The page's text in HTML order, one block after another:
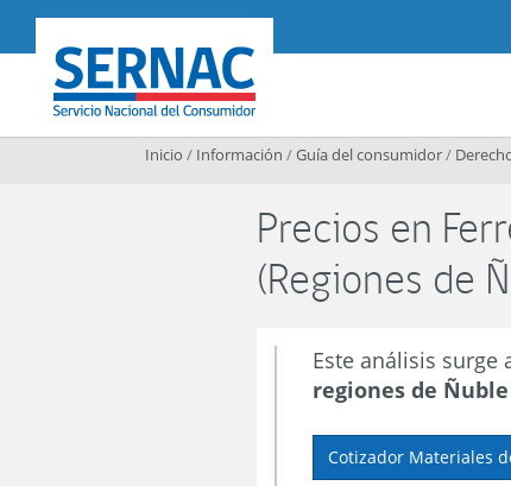
SERNAC
Inicio / Información /Guía del consumidor/
Precios en
(Regiones de
Este análisis surge
regiones de
Cotizador Materiales